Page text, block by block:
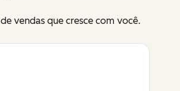
vendas que cresce com você.